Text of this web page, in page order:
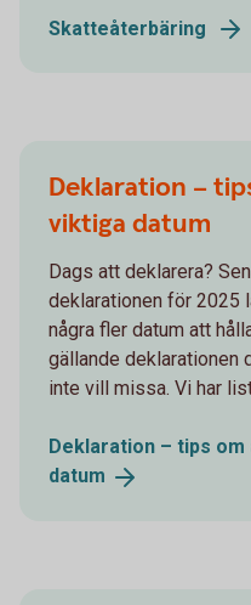
Skatteåterbäring
Deklaration –
viktiga datum
Dags att deklarera?
deklarationen för 2025
några fler datum att
gällande deklarationen
inte vill missa. Vi har
Deklaration – tips
datum